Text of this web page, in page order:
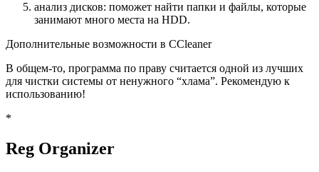
анализ дисков: поможет найти папки и файлы, которые
занимают много места на HDD.
Дополнительные возможности в CCleaner
В общем-то, программа по праву считается одной из лучших
для чистки системы от ненужного “хлама”. Рекомендую к
использованию!
*
Reg Organizer